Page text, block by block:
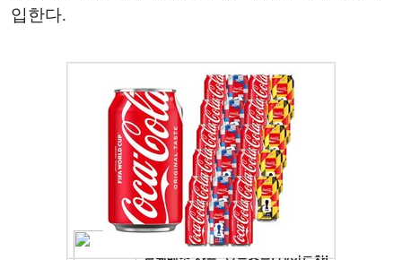
입한다.